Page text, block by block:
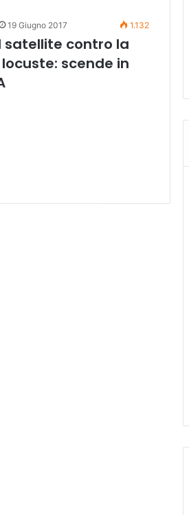
19 Giugno 2017 1.132
satellite contro la
scende in